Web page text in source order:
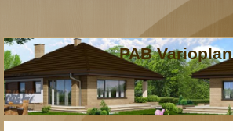
PAB Varioplan